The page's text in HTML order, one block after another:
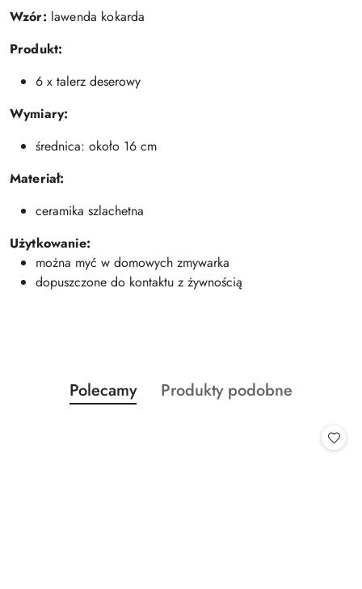
Wzór: lawenda kokarda
Produkt:
6 x talerz deserowy
Wymiary:
średnica: około 16 cm
Materiał:
ceramika szlachetna
Użytkowanie:
można myć w domowych zmywarka
dopuszczone do kontaktu z żywnością
Pomiń karuzelę produktów
Produkty
o
Polecamy
Produkty
Produkty podobne